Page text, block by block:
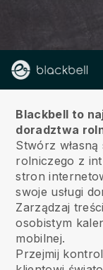
Blackbell to
doradztwa
Stwórz
rolniczego z
stron
swoje usługi
Zarządzaj
osobistym
mobilnej.
Przejmij